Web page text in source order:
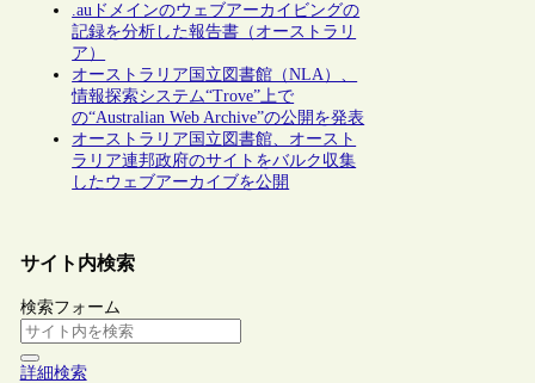
.auドメインのウェブアーカイビングの
記録を分析した報告書（オーストラリ
ア）
オーストラリア国立図書館（NLA）、
情報探索システム“Trove”上で
の“Australian Web Archive”の公開を発表
オーストラリア国立図書館、オースト
ラリア連邦政府のサイトをバルク収集
したウェブアーカイブを公開
サイト内検索
検索フォーム
詳細検索